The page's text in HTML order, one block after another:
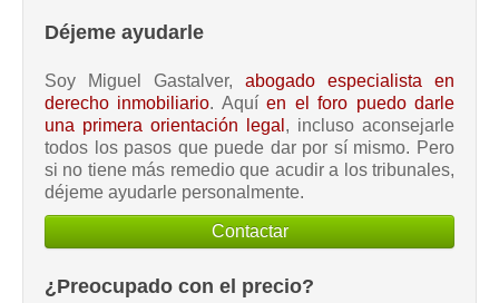
Déjeme ayudarle
Soy Miguel Gastalver, abogado especialista en
derecho inmobiliario. Aquíen el foro puedo darle
una primera orientación legal , incluso aconsejarle
todos los pasos que puede dar por sí mismo. Pero
si no tiene más remedio que acudir a los tribunales,
déjeme ayudarle personalmente.
Contactar
¿Preocupado con el precio?